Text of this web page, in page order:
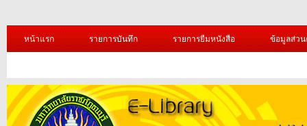
หน้าแรก รายการบันทึก รายการยืมหนังสือ ข้อมูลส่ว